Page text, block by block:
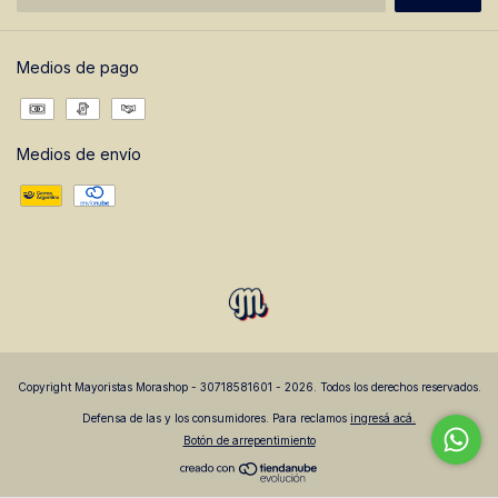
Medios de pago
Medios de envío
Copyright Mayoristas Morashop - 30718581601 - 2026. Todos los derechos reservados.
Defensa de las y los consumidores. Para reclamos ingresá acá.
Botón de arrepentimiento